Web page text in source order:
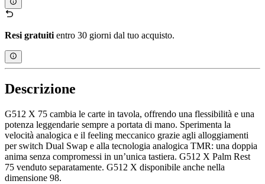
Resi gratuiti entro 30 giorni dal tuo acquisto.
Descrizione
G512 X 75 cambia le carte in tavola, offrendo una flessibilità e una
potenza leggendarie sempre a portata di mano. Sperimenta la
velocità analogica e il feeling meccanico grazie agli alloggiamenti
per switch Dual Swap e alla tecnologia analogica TMR: una doppia
anima senza compromessi in un’unica tastiera. G512 X Palm Rest
75 venduto separatamente. G512 X disponibile anche nella
dimensione 98.